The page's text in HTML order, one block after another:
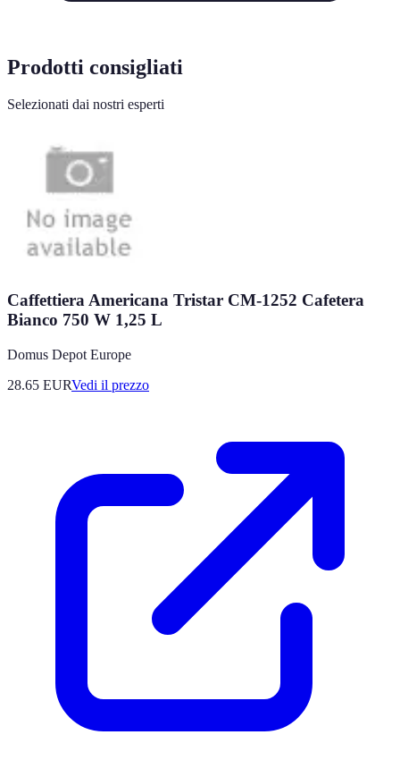
Prodotti consigliati
Selezionati dai nostri esperti
Caffettiera Americana Tristar CM-1252 Cafetera
Bianco 750 W 1,25 L
Domus Depot Europe
28.65 EURVedi il prezzo